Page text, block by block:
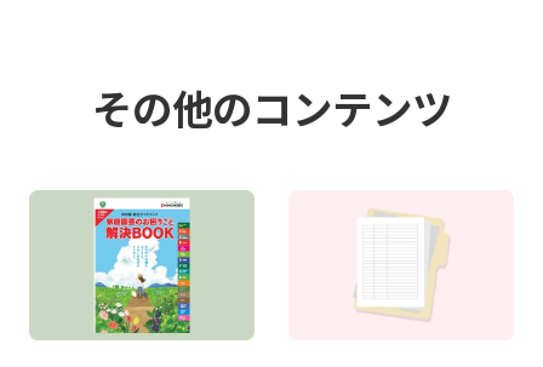
その他のコンテンツ